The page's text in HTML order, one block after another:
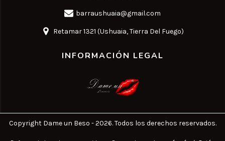
barraushuaia@gmail.com
Retamar 1321 (Ushuaia, Tierra Del Fuego)
INFORMACIÓN LEGAL
Copyright Dame un Beso - 2026. Todos los derechos reservados.